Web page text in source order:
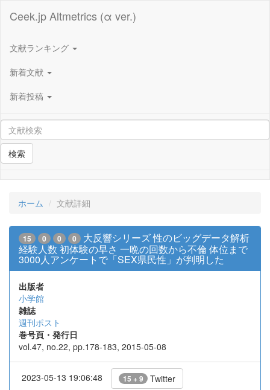
Ceek.jp Altmetrics (α ver.)
文献ランキング
新着文献
新着投稿
検索
ホーム 文献詳細
15 0 0 0
大反響シリーズ 性のビッグデータ解析
経験人数 初体験の早さ 一晩の回数から不倫 体位まで
3000人アンケートで「SEX県民性」が判明した
出版者
小学館
雑誌
週刊ポスト
巻号頁・発行日
vol.47, no.22, pp.178-183, 2015-05-08
2023-05-13 19:06:48 15 + 9 Twitter